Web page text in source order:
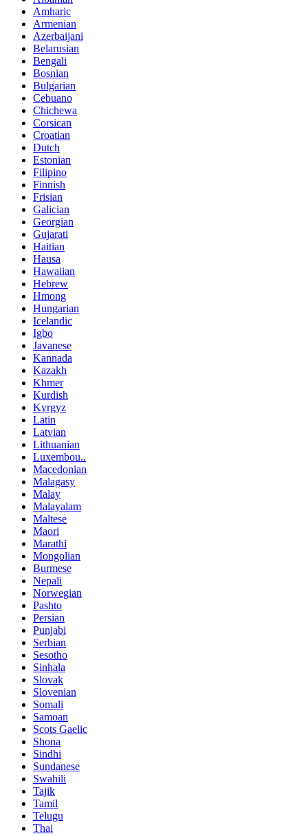
Amharic
Armenian
Azerbaijani
Belarusian
Bengali
Bosnian
Bulgarian
Cebuano
Chichewa
Corsican
Croatian
Dutch
Estonian
Filipino
Finnish
Frisian
Galician
Georgian
Gujarati
Haitian
Hausa
Hawaiian
Hebrew
Hmong
Hungarian
Icelandic
Igbo
Javanese
Kannada
Kazakh
Khmer
Kurdish
Kyrgyz
Latin
Latvian
Lithuanian
Luxembou..
Macedonian
Malagasy
Malay
Malayalam
Maltese
Maori
Marathi
Mongolian
Burmese
Nepali
Norwegian
Pashto
Persian
Punjabi
Serbian
Sesotho
Sinhala
Slovak
Slovenian
Somali
Samoan
Scots Gaelic
Shona
Sindhi
Sundanese
Swahili
Tajik
Tamil
Telugu
Thai